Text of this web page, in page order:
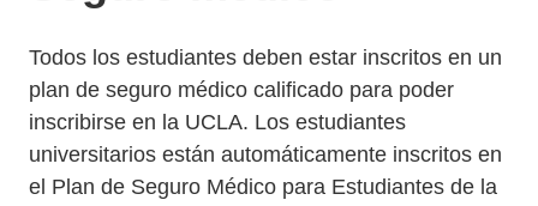
Todos los estudiantes deben estar inscritos en un
plan de seguro médico calificado para poder
inscribirse en la UCLA. Los estudiantes
universitarios están automáticamente inscritos en
el Plan de Seguro Médico para Estudiantes de la